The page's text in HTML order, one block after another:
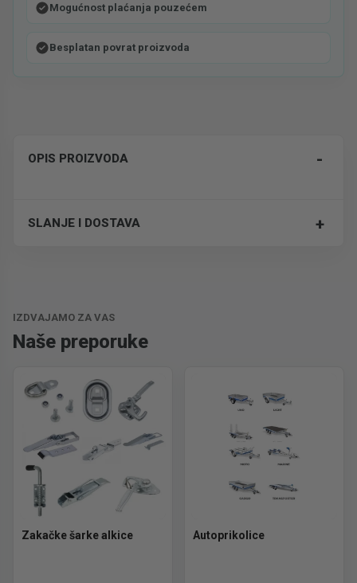
Mogućnost plaćanja pouzećem
Besplatan povrat proizvoda
OPIS PROIZVODA -
SLANJE I DOSTAVA +
IZDVAJAMO ZA VAS
Naše preporuke
Zakačke šarke alkice Autoprikolice